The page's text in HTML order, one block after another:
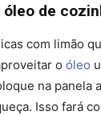
óleo de
com limão
o óleo
na panela
Isso fará